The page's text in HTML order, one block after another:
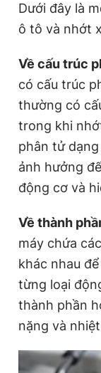
Đọc Thanh
Theo dõi báo trên
Hotline
0906 645 777
Đặt báo
Tổng biên tập:
Phó tổng biên
Tổng thư ký tòa
Dưới đây là
ô tô và nhớt
Về cấu trúc
có cấu trúc
thường có
trong khi
phân tử
ảnh hưởng
động cơ và
Về thành
máy chứa
khác nhau
từng loại
thành phần
nặng và